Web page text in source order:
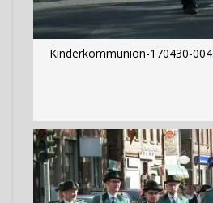
Kinderkommunion-170430-004